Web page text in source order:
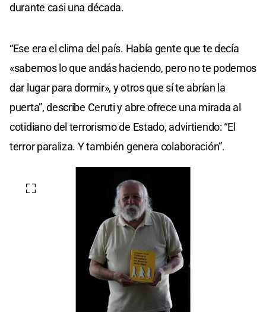
durante casi una década.
“Ese era el clima del país. Había gente que te decía
«sabemos lo que andás haciendo, pero no te podemos
dar lugar para dormir», y otros que sí te abrían la
puerta”, describe Ceruti y abre ofrece una mirada al
cotidiano del terrorismo de Estado, advirtiendo: “El
terror paraliza. Y también genera colaboración”.